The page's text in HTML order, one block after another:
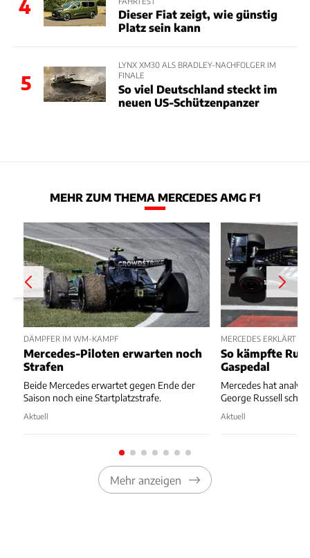
4
Dieser Fiat zeigt, wie günstig
Platz sein kann
5
LYNX XM30 ALS BRADLEY-NACHFOLGER IM
FINALE
So viel Deutschland steckt im
neuen US-Schützenpanzer
MEHR ZUM THEMA MERCEDES AMG F1
DÄMPFER IM WM-KAMPF
Mercedes-Piloten erwarten noch
Strafen
Beide Mercedes erwartet gegen Ende der
Saison noch eine Startplatzstrafe.
Aktuell
MERCEDES ERKLÄRT
So kämpfte
Gaspedal
Mercedes hat
George Russell
Aktuell
Mehr anzeigen